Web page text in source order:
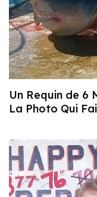
Un Requin de 6
La Photo Qui